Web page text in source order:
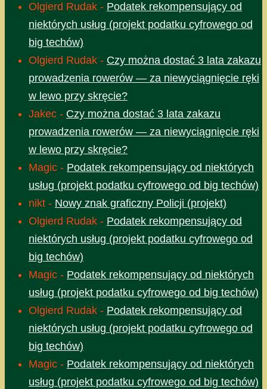
Olgierd Rudak - Podatek rekompensujący od
niektórych usług (projekt podatku cyfrowego od
big techów)
Olgierd Rudak - Czy można dostać 3 lata zakazu
prowadzenia rowerów — za niewyciągnięcie ręki
w lewo przy skręcie?
Jakec - Czy można dostać 3 lata zakazu
prowadzenia rowerów — za niewyciągnięcie ręki
w lewo przy skręcie?
Magic - Podatek rekompensujący od niektórych
usług (projekt podatku cyfrowego od big techów)
nikt - Nowy znak graficzny Policji (projekt)
Olgierd Rudak - Podatek rekompensujący od
niektórych usług (projekt podatku cyfrowego od
big techów)
Magic - Podatek rekompensujący od niektórych
usług (projekt podatku cyfrowego od big techów)
Olgierd Rudak - Podatek rekompensujący od
niektórych usług (projekt podatku cyfrowego od
big techów)
Magic - Podatek rekompensujący od niektórych
usług (projekt podatku cyfrowego od big techów)